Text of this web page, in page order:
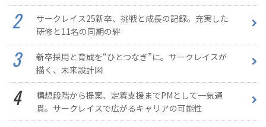
サークレイス25新卒、挑戦と成長の記録。充実した
研修と11名の同期の絆
新卒採用と育成を“ひとつなぎ”に。サークレイスが
描く、未来設計図
構想段階から提案、定着支援までPMとして一気通
貫。サークレイスで広がるキャリアの可能性